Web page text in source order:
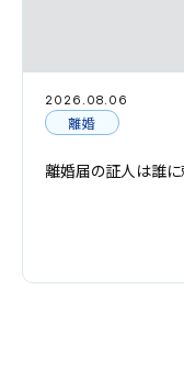
2026.08.06
離婚
離婚届の証人は誰